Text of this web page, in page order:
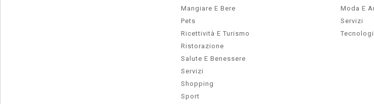
Mangiare E Bere
Pets
Ricettività E Turismo
Ristorazione
Salute E Benessere
Servizi
Shopping
Sport
Moda E
Servizi